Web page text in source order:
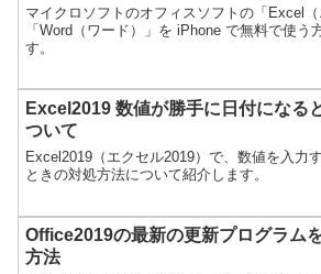
マイクロソフトのオフィスソフトの「Excel
「Word（ワード）」を iPhone で無料で使う
す。
Excel2019 数値が勝手に日付になる
ついて
Excel2019（エクセル2019）で、数値を入力
ときの対処方法について紹介します。
Office2019の最新の更新プログラム
方法